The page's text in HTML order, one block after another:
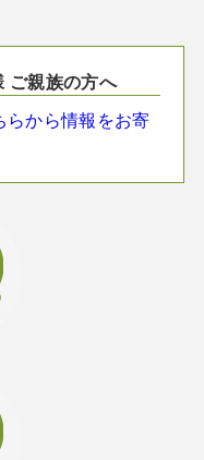
ご親族の方へ
らから情報をお寄